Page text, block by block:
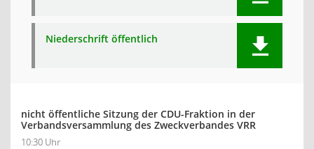
Niederschrift öffentlich
nicht öffentliche Sitzung der CDU-Fraktion in der
Verbandsversammlung des Zweckverbandes VRR
10:30 Uhr